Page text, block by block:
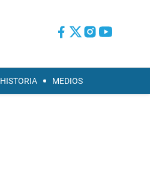
HISTORIA MEDIOS